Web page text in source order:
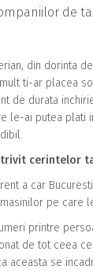
de
din dorinta
ti-ar placea
de durata
le-ai putea plati
cerintelor
a car
pe care
printre
de tot ceea
aceasta se